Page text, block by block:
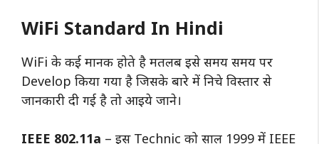
WiFi Standard In Hindi
WiFi के कई मानक होते है मतलब इसे समय समय पर
Develop किया गया है जिसके बारे में निचे विस्तार से
जानकारी दी गई है तो आइये जाने।
IEEE 802.11a – इस Technic को साल 1999 में IEEE